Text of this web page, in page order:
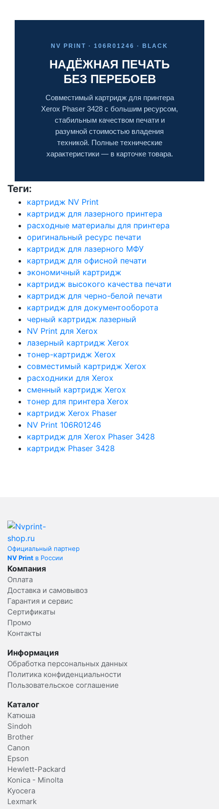
NV PRINT · 106R01246 · BLACK
НАДЁЖНАЯ ПЕЧАТЬ
БЕЗ ПЕРЕБОЕВ
Совместимый картридж для принтера
Xerox Phaser 3428 с большим ресурсом,
стабильным качеством печати и
разумной стоимостью владения
техникой. Полные технические
характеристики — в карточке товара.
Теги:
картридж NV Print
картридж для лазерного принтера
расходные материалы для принтера
оригинальный ресурс печати
картридж для лазерного МФУ
картридж для офисной печати
экономичный картридж
картридж высокого качества печати
картридж для черно-белой печати
картридж для документооборота
черный картридж лазерный
NV Print для Xerox
лазерный картридж Xerox
тонер-картридж Xerox
совместимый картридж Xerox
расходники для Xerox
сменный картридж Xerox
тонер для принтера Xerox
картридж Xerox Phaser
NV Print 106R01246
картридж для Xerox Phaser 3428
картридж Phaser 3428
Официальный партнер
NV Print в России
Компания
Оплата
Доставка и самовывоз
Гарантия и сервис
Сертификаты
Промо
Контакты
Информация
Обработка персональных данных
Политика конфиденциальности
Пользовательское соглашение
Каталог
Катюша
Sindoh
Brother
Canon
Epson
Hewlett-Packard
Konica - Minolta
Kyocera
Lexmark